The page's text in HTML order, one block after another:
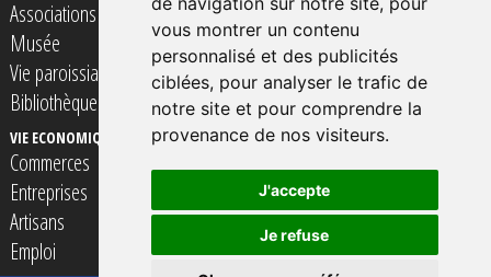
vous montrer un contenu
personnalisé et des publicités
ciblées, pour analyser le trafic de
notre site et pour comprendre la
provenance de nos visiteurs.
J'accepte
Je refuse
Associations
Musée
Vie paroissiale
Bibliothèque
Assistantes Maternelles
Professionnels de Santé
TRANSPORT à la personne
VIE ECONOMIQUE
Commerces
Entreprises
Artisans
Emploi
CONTACTER VOTRE MAIRIE